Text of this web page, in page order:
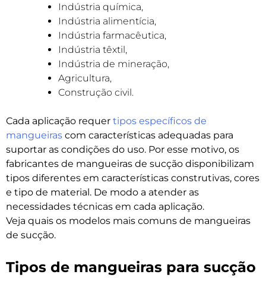
Indústria química,
Indústria alimentícia,
Indústria farmacêutica,
Indústria têxtil,
Indústria de mineração,
Agricultura,
Construção civil.
Cada aplicação requer tipos específicos de
mangueiras com características adequadas para
suportar as condições do uso. Por esse motivo, os
fabricantes de mangueiras de sucção disponibilizam
tipos diferentes em características construtivas, cores
e tipo de material. De modo a atender as
necessidades técnicas em cada aplicação.
Veja quais os modelos mais comuns de mangueiras
de sucção.
Tipos de mangueiras para sucção